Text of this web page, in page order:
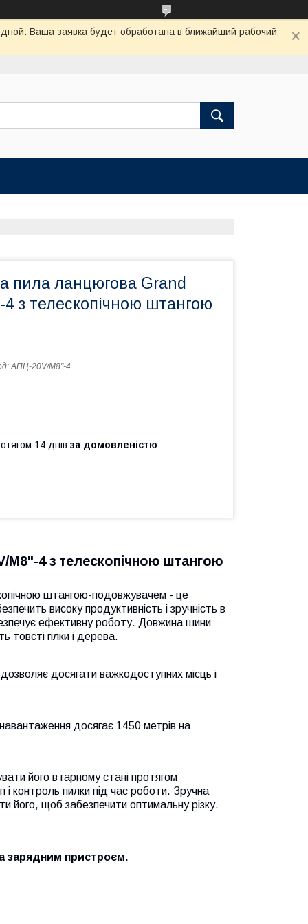
Ваша заявка будет обработана в ближайший рабочий
пила ланцюгова Grand
з телескопічною штангою
АПЦ-20V/M8"-4
14 днів за домовленістю
4 з телескопічною штангою
штангою-подовжувачем - це
високу продуктивність і зручність в
ефективну роботу. Довжина шини
гілки і дерева.
досягати важкодоступних місць і
досягає 1450 метрів на
його в гарному стані протягом
контроль пилки під час роботи. Зручна
його, щоб забезпечити оптимальну різку.
зарядним пристроєм.